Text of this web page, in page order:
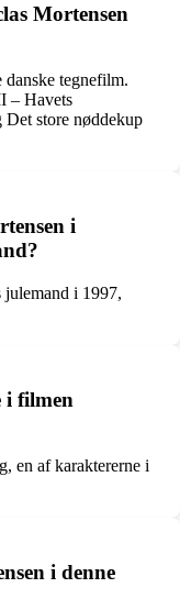
Mortensen
tegnefilm.
– Havets
store nøddekup
i
i 1997,
i filmen
en af karaktererne i
i denne